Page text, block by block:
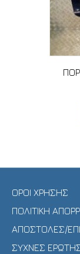
ΟΡΟΙ ΧΡΗΣΗΣ
ΠΟΛΙΤΙΚΗ
ΑΠΟΣΤΟΛΕΣ/
ΣΥΧΝΕΣ